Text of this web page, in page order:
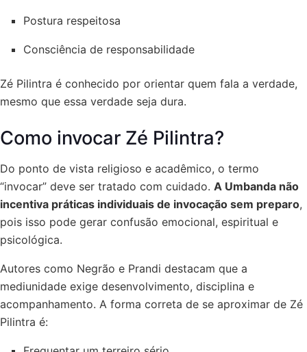
Postura respeitosa
Consciência de responsabilidade
Zé Pilintra é conhecido por orientar quem fala a verdade,
mesmo que essa verdade seja dura.
Como invocar Zé Pilintra?
Do ponto de vista religioso e acadêmico, o termo
“invocar” deve ser tratado com cuidado. A Umbanda não
incentiva práticas individuais de invocação sem preparo,
pois isso pode gerar confusão emocional, espiritual e
psicológica.
Autores como Negrão e Prandi destacam que a
mediunidade exige desenvolvimento, disciplina e
acompanhamento. A forma correta de se aproximar de Zé
Pilintra é: